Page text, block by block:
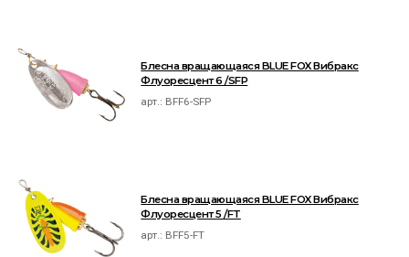
Блесна вращающаяся BLUE FOX Вибракс
Флуоресцент 6 /SFP
арт.: BFF6-SFP
Блесна вращающаяся BLUE FOX Вибракс
Флуоресцент 5 /FT
арт.: BFF5-FT